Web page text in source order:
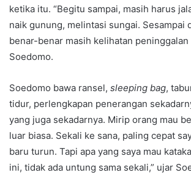
ketika itu. “Begitu sampai, masih harus
naik gunung, melintasi sungai. Sesampai
benar-benar masih kelihatan peninggalan
Soedomo.
Soedomo bawa ransel, sleeping bag,
tidur, perlengkapan penerangan
yang juga sekadarnya. Mirip orang mau
luar biasa. Sekali ke sana, paling cepat
baru turun. Tapi apa yang saya mau
ini, tidak ada untung sama sekali,” ujar